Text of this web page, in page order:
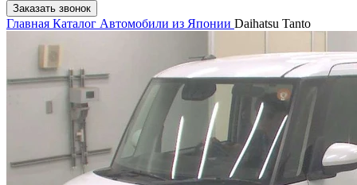
Заказать звонок
Главная Каталог Автомобили из Японии Daihatsu Tanto